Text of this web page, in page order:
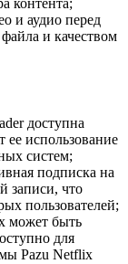
и аудио перед
и качеством
доступна
ее использование
систем;
подписка на
записи, что
пользователей;
может быть
для
Pazu Netflix